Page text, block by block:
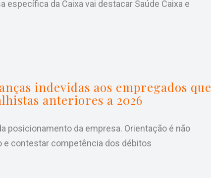
específica da Caixa vai destacar Saúde Caixa e
indevidas aos empregados que
anteriores a 2026
posicionamento da empresa. Orientação é não
e contestar competência dos débitos